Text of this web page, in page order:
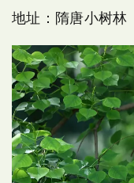
地址：隋唐小树林